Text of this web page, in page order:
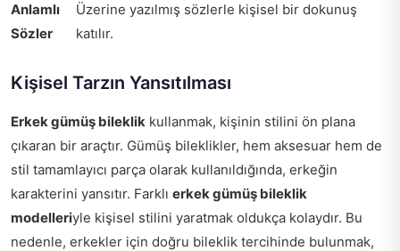
Anlamlı
Sözler
Üzerine yazılmış sözlerle kişisel bir dokunuş
katılır.
Kişisel Tarzın Yansıtılması
Erkek gümüş bileklik kullanmak, kişinin stilini ön plana
çıkaran bir araçtır. Gümüş bileklikler, hem aksesuar hem de
stil tamamlayıcı parça olarak kullanıldığında, erkeğin
karakterini yansıtır. Farklı erkek gümüş bileklik
modelleriyle kişisel stilini yaratmak oldukça kolaydır. Bu
nedenle, erkekler için doğru bileklik tercihinde bulunmak,